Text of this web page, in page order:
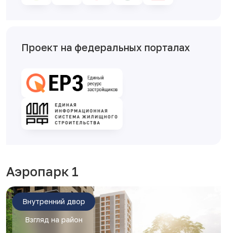
Проект на федеральных порталах
Аэропарк 1
Внутренний двор
Взгляд на район